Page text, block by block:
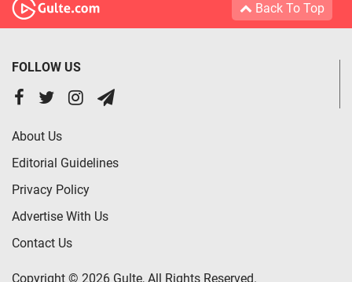
Back To Top
FOLLOW US
About Us
Editorial Guidelines
Privacy Policy
Advertise With Us
Contact Us
Copyright © 2026 Gulte, All Rights Reserved.